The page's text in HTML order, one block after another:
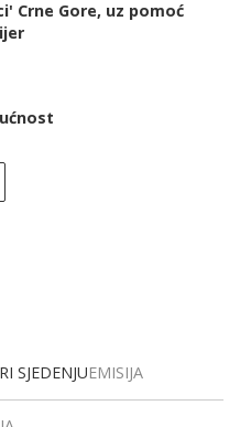
Crne Gore, uz pomoć
SJEDENJUEMISIJA